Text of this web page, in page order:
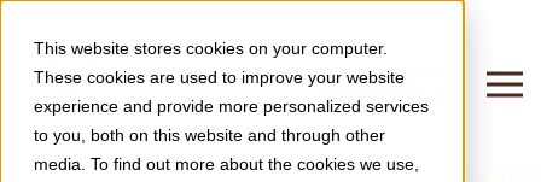
This website stores cookies on your computer.
These cookies are used to improve your website
experience and provide more personalized services
to you, both on this website and through other
media. To find out more about the cookies we use,
KONTAKT OSS